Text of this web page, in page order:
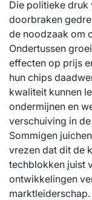
Die politieke
doorbraken
de noodzaak om
Ondertussen
effecten op prijs
hun chips
kwaliteit kunnen
ondermijnen en
verschuiving in
Sommigen
vrezen dat dit de
techblokken juist
ontwikkelingen
marktleiderschap.